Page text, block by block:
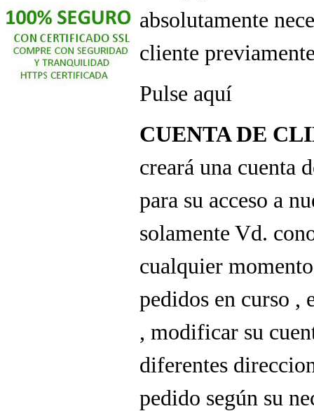
absolutamente
cliente
Pulse aquí
CUENTA DE
creará una cuenta
para su acceso a
solamente Vd.
cualquier
pedidos en curso ,
, modificar su
diferentes
pedido según su